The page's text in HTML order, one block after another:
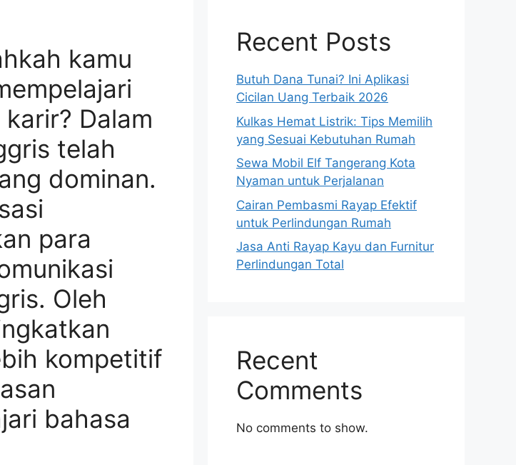
kamu
Dalam
telah
dominan.
para
Oleh
kompetitif
bahasa
Recent Posts
Butuh Dana Tunai? Ini Aplikasi
Cicilan Uang Terbaik 2026
Kulkas Hemat Listrik: Tips Memilih
yang Sesuai Kebutuhan Rumah
Sewa Mobil Elf Tangerang Kota
Nyaman untuk Perjalanan
Cairan Pembasmi Rayap Efektif
untuk Perlindungan Rumah
Jasa Anti Rayap Kayu dan Furnitur
Perlindungan Total
Recent
Comments
No comments to show.